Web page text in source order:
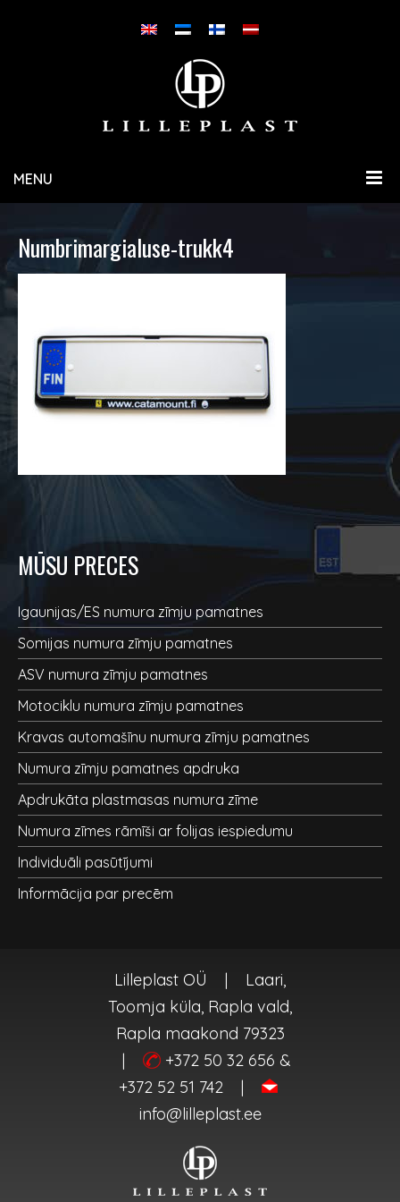
MENU
Numbrimargialuse-trukk4
MŪSU PRECES
Igaunijas/ES numura zīmju pamatnes
Somijas numura zīmju pamatnes
ASV numura zīmju pamatnes
Motociklu numura zīmju pamatnes
Kravas automašīnu numura zīmju pamatnes
Numura zīmju pamatnes apdruka
Apdrukāta plastmasas numura zīme
Numura zīmes rāmīši ar folijas iespiedumu
Individuāli pasūtījumi
Informācija par precēm
Lilleplast OÜ |
Laari,
Toomja küla, Rapla vald,
Rapla maakond 79323
|
+372 50 32 656 &
+372 52 51 742
|
info@lilleplast.ee